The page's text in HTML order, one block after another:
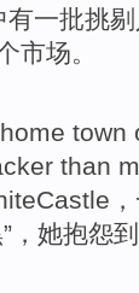
有一批挑
市场。
home town
than
Castle
”， 她抱怨